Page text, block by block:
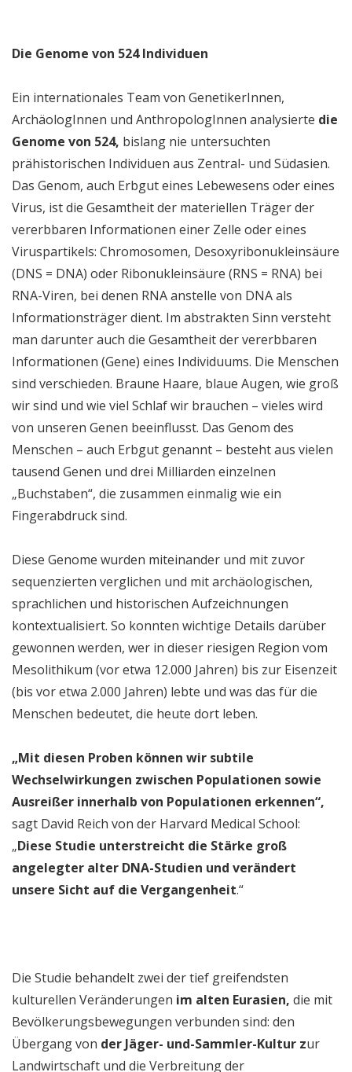
Die Genome von 524 Individuen
Ein internationales Team von GenetikerInnen,
ArchäologInnen und AnthropologInnen analysierte die
Genome von 524, bislang nie untersuchten
prähistorischen Individuen aus Zentral- und Südasien.
Das Genom, auch Erbgut eines Lebewesens oder eines
Virus, ist die Gesamtheit der materiellen Träger der
vererbbaren Informationen einer Zelle oder eines
Viruspartikels: Chromosomen, Desoxyribonukleinsäure
(DNS = DNA) oder Ribonukleinsäure (RNS = RNA) bei
RNA-Viren, bei denen RNA anstelle von DNA als
Informationsträger dient. Im abstrakten Sinn versteht
man darunter auch die Gesamtheit der vererbbaren
Informationen (Gene) eines Individuums. Die Menschen
sind verschieden. Braune Haare, blaue Augen, wie groß
wir sind und wie viel Schlaf wir brauchen – vieles wird
von unseren Genen beeinflusst. Das Genom des
Menschen – auch Erbgut genannt – besteht aus vielen
tausend Genen und drei Milliarden einzelnen
„Buchstaben“, die zusammen einmalig wie ein
Fingerabdruck sind.
Diese Genome wurden miteinander und mit zuvor
sequenzierten verglichen und mit archäologischen,
sprachlichen und historischen Aufzeichnungen
kontextualisiert. So konnten wichtige Details darüber
gewonnen werden, wer in dieser riesigen Region vom
Mesolithikum (vor etwa 12.000 Jahren) bis zur Eisenzeit
(bis vor etwa 2.000 Jahren) lebte und was das für die
Menschen bedeutet, die heute dort leben.
„Mit diesen Proben können wir subtile
Wechselwirkungen zwischen Populationen sowie
Ausreißer innerhalb von Populationen erkennen“,
sagt David Reich von der Harvard Medical School:
„Diese Studie unterstreicht die Stärke groß
angelegter alter DNA-Studien und verändert
unsere Sicht auf die Vergangenheit.“
Die Studie behandelt zwei der tief greifendsten
kulturellen Veränderungen im alten Eurasien, die mit
Bevölkerungsbewegungen verbunden sind: den
Übergang von der Jäger- und-Sammler-Kultur zur
Landwirtschaft und die Verbreitung der